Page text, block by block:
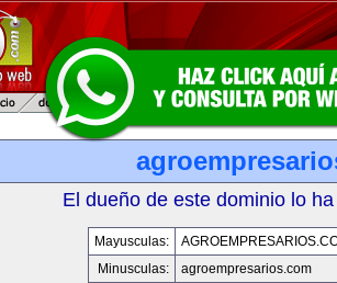
El dueño de este dominio lo
Mayusculas:
Minusculas:
agroempresarios.com